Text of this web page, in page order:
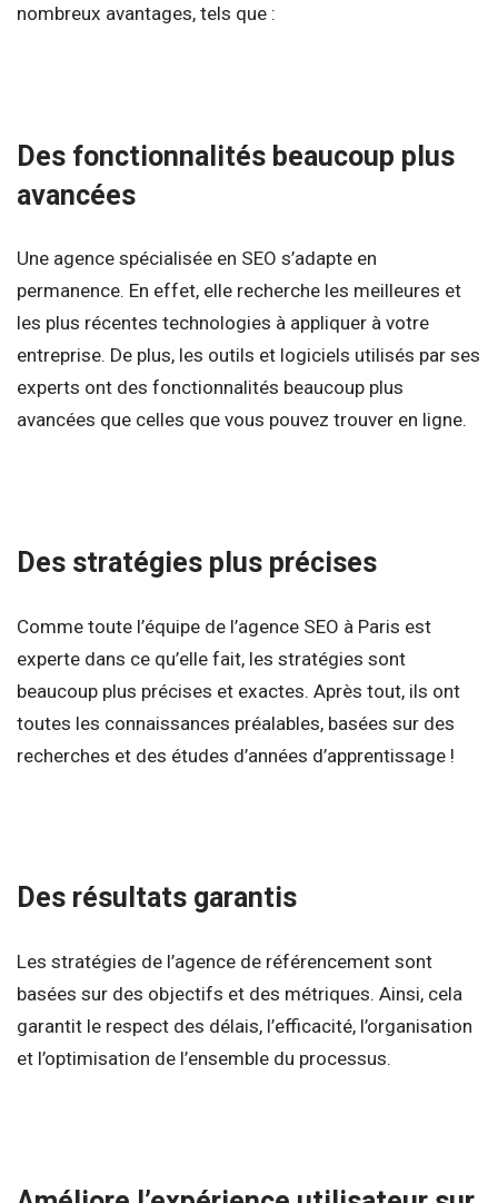
nombreux avantages, tels que :
Des fonctionnalités beaucoup plus
avancées
Une agence spécialisée en SEO s’adapte en
permanence. En effet, elle recherche les meilleures et
les plus récentes technologies à appliquer à votre
entreprise. De plus, les outils et logiciels utilisés par ses
experts ont des fonctionnalités beaucoup plus
avancées que celles que vous pouvez trouver en ligne.
Des stratégies plus précises
Comme toute l’équipe de l’agence SEO à Paris est
experte dans ce qu’elle fait, les stratégies sont
beaucoup plus précises et exactes. Après tout, ils ont
toutes les connaissances préalables, basées sur des
recherches et des études d’années d’apprentissage !
Des résultats garantis
Les stratégies de l’agence de référencement sont
basées sur des objectifs et des métriques. Ainsi, cela
garantit le respect des délais, l’efficacité, l’organisation
et l’optimisation de l’ensemble du processus.